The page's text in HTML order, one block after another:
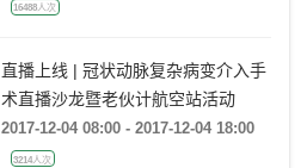
16488人次
直播上线 | 冠状动脉复杂病变介入手
术直播沙龙暨老伙计航空站活动
2017-12-04 08:00 - 2017-12-04 18:00
3214人次